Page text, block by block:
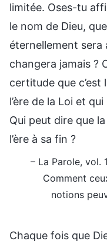
limitée. Oses-tu
le nom de Dieu,
éternellement sera
changera jamais ?
certitude que c’est
l’ère de la Loi et
Qui peut dire que
l’ère à sa fin ?
– La Parole, vol.
Comment
notions
Chaque fois que